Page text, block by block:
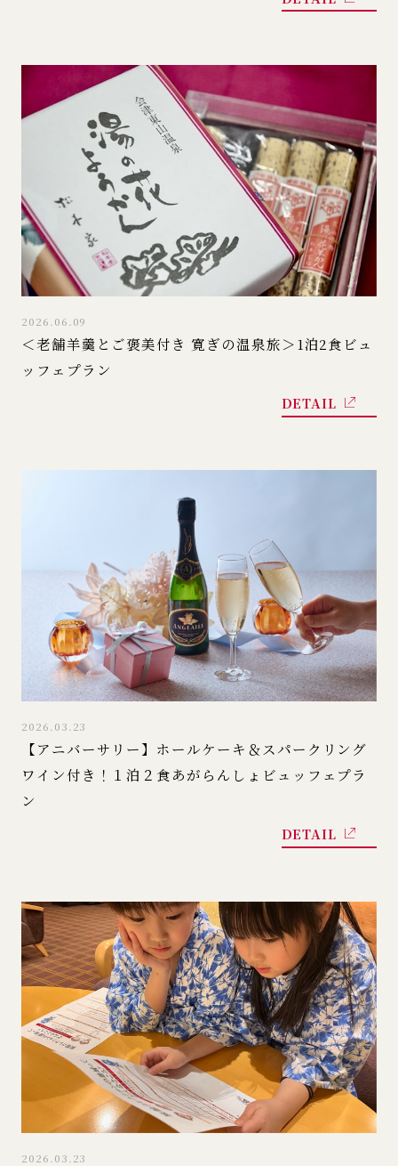
2026.06.09
＜老舗羊羹とご褒美付き 寛ぎの温泉旅＞1泊2食ビュ
ッフェプラン
DETAIL
2026.03.23
【アニバーサリー】ホールケーキ＆スパークリング
ワイン付き！１泊２食あがらんしょビュッフェプラ
ン
DETAIL
2026.03.23